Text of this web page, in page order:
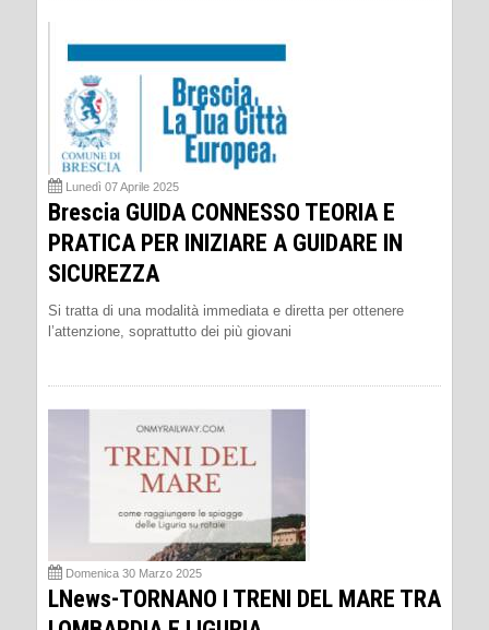
Lunedì 07 Aprile 2025
Brescia GUIDA CONNESSO TEORIA E
PRATICA PER INIZIARE A GUIDARE IN
SICUREZZA
Si tratta di una modalità immediata e diretta per ottenere
l’attenzione, soprattutto dei più giovani
Domenica 30 Marzo 2025
LNews-TORNANO I TRENI DEL MARE TRA